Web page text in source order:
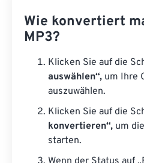
Wie konvertiert
MP3?
Klicken Sie auf die
auswählen“, um Ihre
auszuwählen.
Klicken Sie auf die
konvertieren“, um
starten.